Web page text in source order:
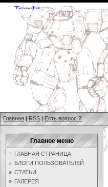
Главная | RSS | Есть вопрос ?
Главное меню
ГЛАВНАЯ СТРАНИЦА
БЛОГИ ПОЛЬЗОВАТЕЛЕЙ
СТАТЬИ
ГАЛЕРЕЯ